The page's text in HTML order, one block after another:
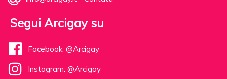
Segui Arcigay su
Facebook: @Arcigay
Instagram: @Arcigay